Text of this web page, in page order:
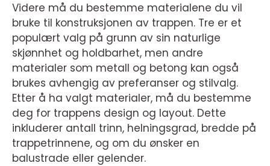
Videre må du bestemme materialene du vil
bruke til konstruksjonen av trappen. Tre er et
populært valg på grunn av sin naturlige
skjønnhet og holdbarhet, men andre
materialer som metall og betong kan også
brukes avhengig av preferanser og stilvalg.
Etter å ha valgt materialer, må du bestemme
deg for trappens design og layout. Dette
inkluderer antall trinn, helningsgrad, bredde på
trappetrinnene, og om du ønsker en
balustrade eller gelender.